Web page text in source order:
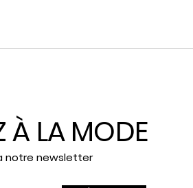
À LA MODE
notre newsletter